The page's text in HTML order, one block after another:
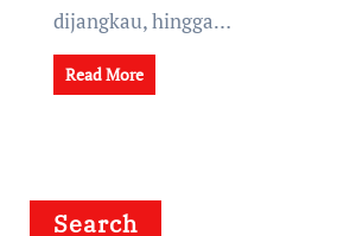
dijangkau, hingga…
Read More
Search